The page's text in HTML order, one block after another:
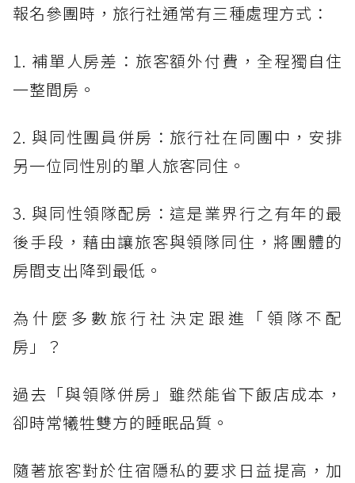
報名參團時，旅行社通常有三種處理方式：
1. 補單人房差：旅客額外付費，全程獨自住
一整間房。
2. 與同性團員併房：旅行社在同團中，安排
另一位同性別的單人旅客同住。
3. 與同性領隊配房：這是業界行之有年的最
後手段，藉由讓旅客與領隊同住，將團體的
房間支出降到最低。
為什麼多數旅行社決定跟進「領隊不配
房」？
過去「與領隊併房」雖然能省下飯店成本，
卻時常犧牲雙方的睡眠品質。
隨著旅客對於住宿隱私的要求日益提高，加